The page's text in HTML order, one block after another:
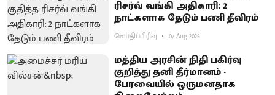
ரிசர்வ் வங்கி அதிகாரி: 2
நாட்களாக தேடும் பணி தீவிரம்
செய்திப்பிரிவு 07 Aug 2026
மத்திய அரசின் நிதி பகிர்வு
குறித்து தனி தீர்மானம் -
பேரவையில் ஒருமனதாக